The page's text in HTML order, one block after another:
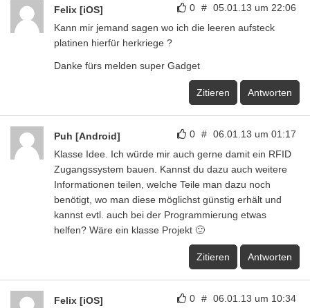
0 # 05.01.13 um 22:06
Felix [iOS]
Kann mir jemand sagen wo ich die leeren aufsteck
platinen hierfür herkriege ?
Danke fürs melden super Gadget
Zitieren Antworten
0 # 06.01.13 um 01:17
Puh [Android]
Klasse Idee. Ich würde mir auch gerne damit ein RFID
Zugangssystem bauen. Kannst du dazu auch weitere
Informationen teilen, welche Teile man dazu noch
benötigt, wo man diese möglichst günstig erhält und
kannst evtl. auch bei der Programmierung etwas
helfen? Wäre ein klasse Projekt 🙂
Zitieren Antworten
0 # 06.01.13 um 10:34
Felix [iOS]